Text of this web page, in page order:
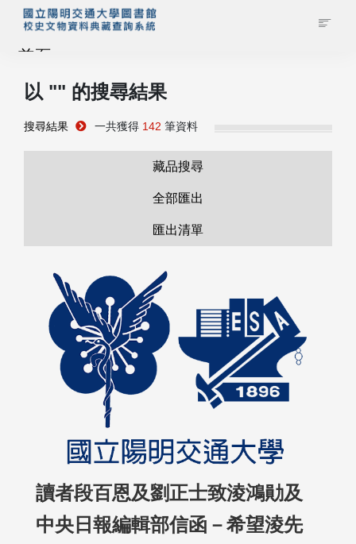
首頁
藏品查詢
管理者登入
以 "" 的搜尋結果
搜尋結果 一共獲得 142 筆資料
藏品搜尋
全部匯出
匯出清單
讀者段百恩及劉正士致淩鴻勛及
中央日報編輯部信函－希望淩先